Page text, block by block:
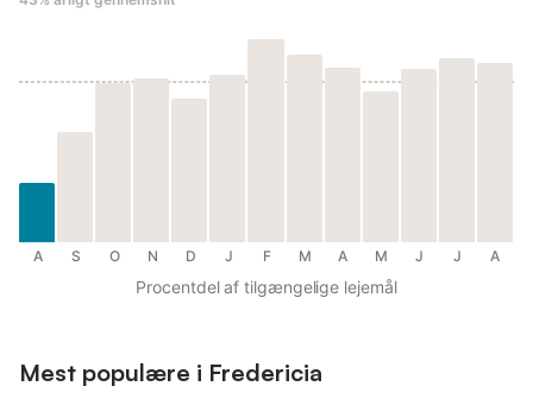
A S O N D J F M A M J J A
Procentdel af tilgængelige lejemål
Mest populære i Fredericia